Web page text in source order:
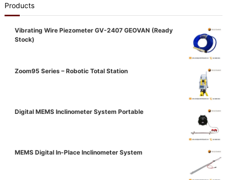
Products
Vibrating Wire Piezometer GV-2407 GEOVAN (Ready
Stock)
Zoom95 Series – Robotic Total Station
Digital MEMS Inclinometer System Portable
MEMS Digital In-Place Inclinometer System